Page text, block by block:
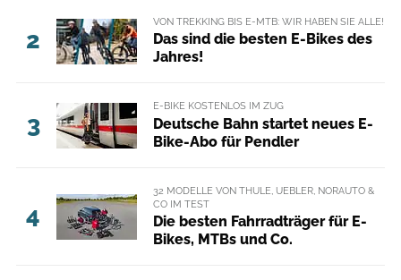
2
VON TREKKING BIS E-MTB: WIR HABEN SIE ALLE!
Das sind die besten E-Bikes des
Jahres!
3
E-BIKE KOSTENLOS IM ZUG
Deutsche Bahn startet neues E-
Bike-Abo für Pendler
4
32 MODELLE VON THULE, UEBLER, NORAUTO &
CO IM TEST
Die besten Fahrradträger für E-
Bikes, MTBs und Co.